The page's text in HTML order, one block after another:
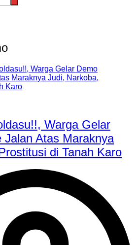
Warga Gelar
Jalan Atas Maraknya
di Tanah Karo